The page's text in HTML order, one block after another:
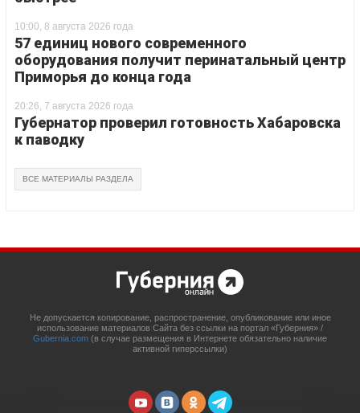
10:00, 8 августа 2026 года
57 единиц нового современного
оборудования получит перинатальный центр
Приморья до конца года
20:26, 7 августа 2026 года
Губернатор проверил готовность Хабаровска
к паводку
ВСЕ МАТЕРИАЛЫ РАЗДЕЛА
Не допускается копирование, распространение, опубликование или иное
использование материалов Сайта без ссылки на портал «Губерния» /
Gubernia.com (в случае размещения в Интернете обязательно наличие
активной гиперссылки)